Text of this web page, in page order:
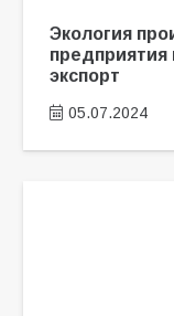
Экология
предприятия
экспорт
05.07.2024